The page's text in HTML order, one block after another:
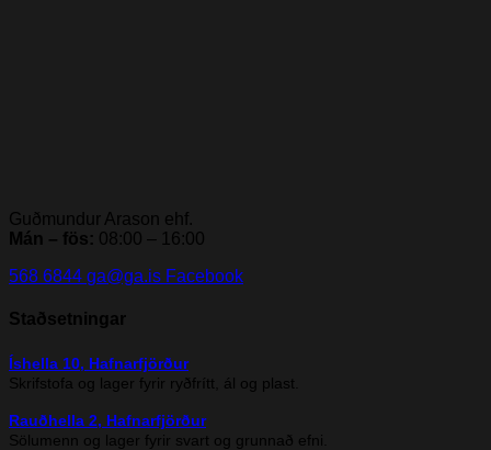
Guðmundur Arason ehf.
Mán – fös: 08:00 – 16:00
568 6844 ga@ga.is Facebook
Staðsetningar
Íshella 10, Hafnarfjörður
Skrifstofa og lager fyrir ryðfrítt, ál og plast.
Rauðhella 2, Hafnarfjörður
Sölumenn og lager fyrir svart og grunnað efni.